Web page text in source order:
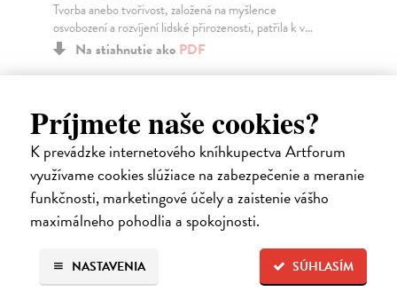
Príjmete naše cookies?
K prevádzke internetového kníhkupectva Artforum
využívame cookies slúžiace na zabezpečenie a meranie
funkčnosti, marketingové účely a zaistenie vášho
maximálneho pohodlia a spokojnosti.
SÚHLASÍM
NASTAVENIA
Tvorba anebo tvořivost, založená na myšlence
osvobození a rozvíjení lidské přirozenosti, patřila k v...
Na stiahnutie ako PDF
Ďalšie z kategórie psychológia